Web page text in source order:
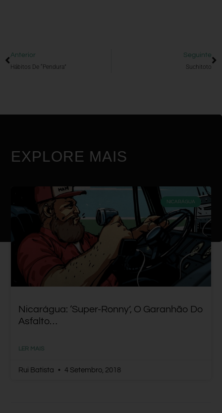
Anterior
Hábitos De “pendura”
Seguinte
Suchitoto
EXPLORE MAIS
NICARÁGUA
Nicarágua: ‘Super-Ronny’, O Garanhão Do
Asfalto…
LER MAIS
Rui Batista 4 Setembro, 2018